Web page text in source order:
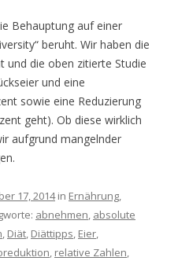
Behauptung auf einer
beruht. Wir haben die
und die oben zitierte Studie
und eine
sowie eine Reduzierung
geht). Ob diese wirklich
aufgrund mangelnder
17, 2014in Ernährung,
abnehmen, absolute
, Diät, Diättipps, Eier,
, relative Zahlen,